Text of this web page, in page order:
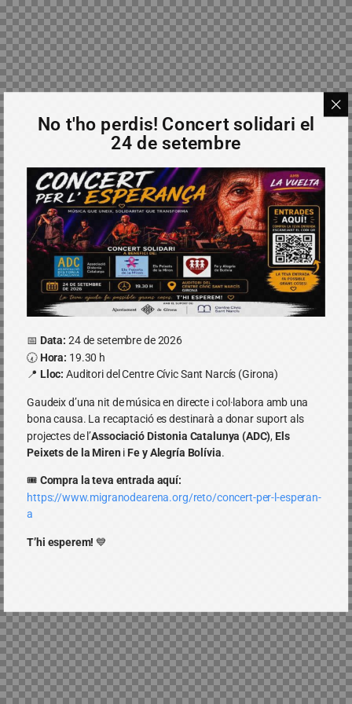
No t'ho perdis! Concert solidari el
24 de setembre
📅 Data:24 de setembre de 2026
🕢Hora:19.30 h
📍 Lloc:Auditori del Centre Cívic Sant Narcís (Girona)
Gaudeix d’una nit de música en directe i col·labora amb una
bona causa. La recaptació es destinarà a donar suport als
projectes de l’Associació Distonia Catalunya (ADC) Els
Peixets de la MireniFe y Alegría Bolívia.
🎟️ Compra la teva entrada aquí:
https://www.migranodearena.org/reto/concert-per-l-esperan-
a
T’hi esperem!💙